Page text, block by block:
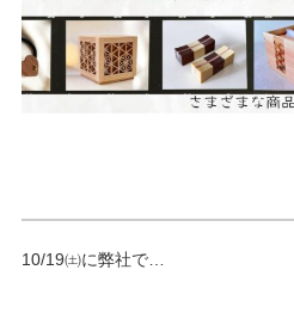
10/19㈯に弊社で…